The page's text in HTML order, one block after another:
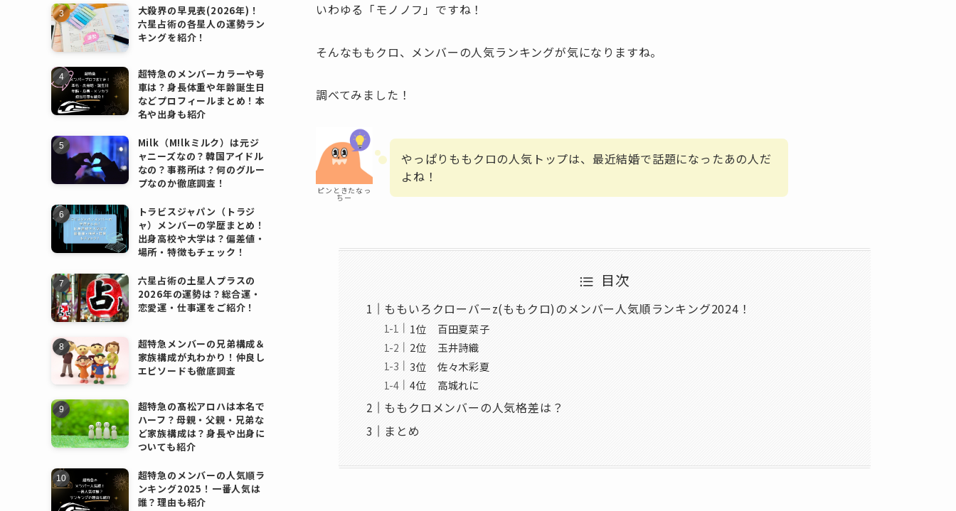
いわゆる「モノノフ」ですね！
そんなももクロ、メンバーの人気ランキングが気になりますね。
調べてみました！
ピンときたなっ
ちー
やっぱりももクロの人気トップは、最近結婚で話題になったあの人だ
よね！
目次
ももいろクローバーz(ももクロ)のメンバー人気順ランキング2024！
1位 百田夏菜子
2位 玉井詩織
3位 佐々木彩夏
4位 高城れに
ももクロメンバーの人気格差は？
まとめ
大殺界の早見表(2026年)！
六星占術の各星人の運勢ラン
キングを紹介！
超特急のメンバーカラーや号
車は？身長体重や年齢誕生日
などプロフィールまとめ！本
名や出身も紹介
Milk（M!lkミルク）は元ジ
ャニーズなの？韓国アイドル
なの？事務所は？何のグルー
プなのか徹底調査！
トラビスジャパン（トラジ
ャ）メンバーの学歴まとめ！
出身高校や大学は？偏差値・
場所・特徴もチェック！
六星占術の土星人プラスの
2026年の運勢は？総合運・
恋愛運・仕事運をご紹介！
超特急メンバーの兄弟構成＆
家族構成が丸わかり！仲良し
エピソードも徹底調査
超特急の髙松アロハは本名で
ハーフ？母親・父親・兄弟な
ど家族構成は？身長や出身に
ついても紹介
超特急のメンバーの人気順ラ
ンキング2025！一番人気は
誰？理由も紹介